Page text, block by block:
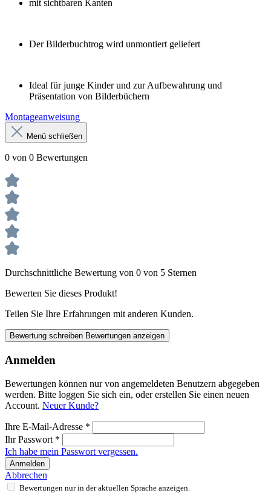
mit sichtbaren Kanten
Der Bilderbuchtrog wird unmontiert geliefert
Ideal für junge Kinder und zur Aufbewahrung und
Präsentation von Bilderbüchern
Montageanweisung
Menü schließen
0 von 0 Bewertungen
Durchschnittliche Bewertung von 0 von 5 Sternen
Bewerten Sie dieses Produkt!
Teilen Sie Ihre Erfahrungen mit anderen Kunden.
Bewertung schreiben Bewertungen anzeigen
Anmelden
Bewertungen können nur von angemeldeten Benutzern abgegeben
werden. Bitte loggen Sie sich ein, oder erstellen Sie einen neuen
Account. Neuer Kunde?
Ihre E-Mail-Adresse *
Ihr Passwort *
Ich habe mein Passwort vergessen.
Anmelden
Abbrechen
Bewertungen nur in der aktuellen Sprache anzeigen.